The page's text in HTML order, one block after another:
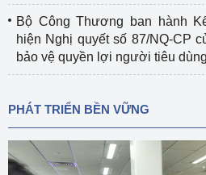
Bộ Công Thương ban hành
hiện Nghị quyết số 87/NQ-CP
bảo vệ quyền lợi người tiêu
PHÁT TRIỂN BỀN VỮNG